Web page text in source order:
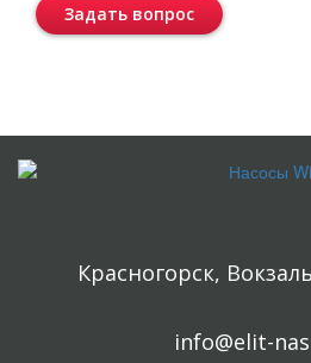
Задать вопрос
Красногорск,
info@elit-